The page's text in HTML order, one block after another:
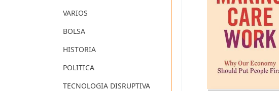
VARIOS
BOLSA
HISTORIA
POLITICA
TECNOLOGIA DISRUPTIVA